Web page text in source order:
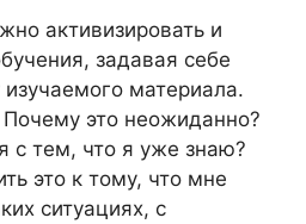
активизировать и
задавая себе
материала.
это неожиданно?
с тем, что я уже знаю?
это к тому, что мне
ситуациях, с